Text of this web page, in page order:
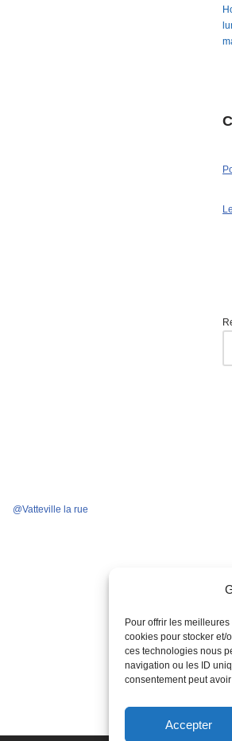
Pour offrir les
cookies pour stocker et/
ces technologies nous
navigation ou les ID
consentement peut
Accepter
@Vatteville la rue